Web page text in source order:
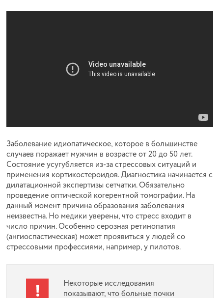
Заболевание идиопатическое, которое в большинстве
случаев поражает мужчин в возрасте от 20 до 50 лет.
Состояние усугубляется из-за стрессовых ситуаций и
применения кортикостероидов. Диагностика начинается с
дилатационной экспертизы сетчатки. Обязательно
проведение оптической когерентной томографии. На
данный момент причина образования заболевания
неизвестна. Но медики уверены, что стресс входит в
число причин. Особенно серозная ретинопатия
(ангиоспастическая) может проявиться у людей со
стрессовыми профессиями, например, у пилотов.
Некоторые исследования
показывают, что больные почки